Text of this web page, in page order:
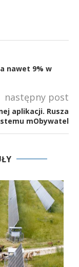
nawet 9% w
następny post
aplikacji. Rusza
mObywatel